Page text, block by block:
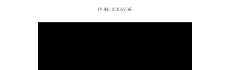
PUBLICIDADE